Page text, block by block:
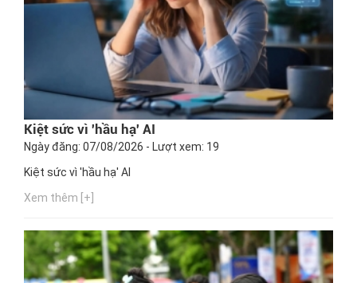
Kiệt sức vì 'hầu hạ' AI
Ngày đăng: 07/08/2026 - Lượt xem: 19
Kiệt sức vì 'hầu hạ' AI
Xem thêm [+]